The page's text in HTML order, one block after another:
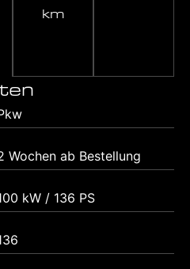
km
Wochen ab Bestellung
kW / 136 PS